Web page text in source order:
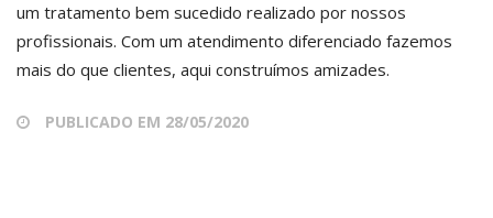
um tratamento bem sucedido realizado por nossos
profissionais. Com um atendimento diferenciado fazemos
mais do que clientes, aqui construímos amizades.
PUBLICADO EM 28/05/2020